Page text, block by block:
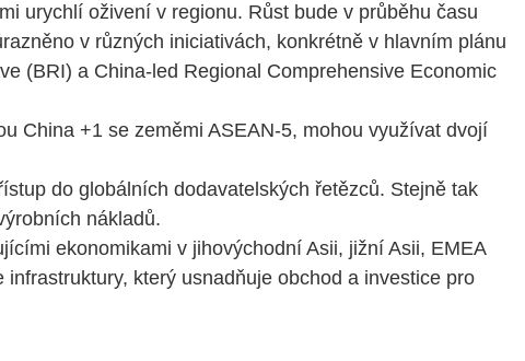
urychlí oživení v regionu. Růst bude v průběhu času
v různých iniciativách, konkrétně v hlavním plánu
(BRI) a China-led Regional Comprehensive Economic
China +1 se zeměmi ASEAN-5, mohou využívat dvojí
do globálních dodavatelských řetězců. Stejně tak
nákladů.
ekonomikami v jihovýchodní Asii, jižní Asii, EMEA
který usnadňuje obchod a investice pro